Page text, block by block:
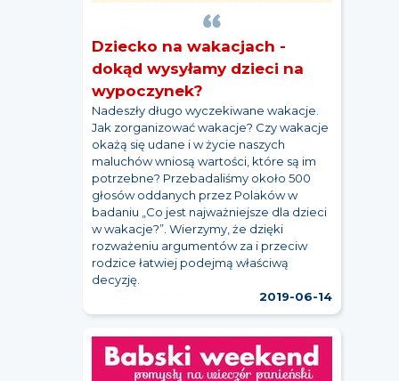
Dziecko na wakacjach -
dokąd wysyłamy dzieci na
wypoczynek?
Nadeszły długo wyczekiwane wakacje.
Jak zorganizować wakacje? Czy wakacje
okażą się udane i w życie naszych
maluchów wniosą wartości, które są im
potrzebne? Przebadaliśmy około 500
głosów oddanych przez Polaków w
badaniu „Co jest najważniejsze dla dzieci
w wakacje?”. Wierzymy, że dzięki
rozważeniu argumentów za i przeciw
rodzice łatwiej podejmą właściwą
decyzję.
2019-06-14